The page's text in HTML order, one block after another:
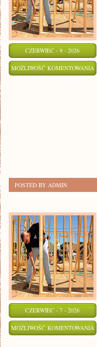
CZERWIEC - 9 - 2026
MOŻLIWOŚĆ KOMENTOWANIA
POSTED BY ADMIN
CZERWIEC - 7 - 2026
MOŻLIWOŚĆ KOMENTOWANIA